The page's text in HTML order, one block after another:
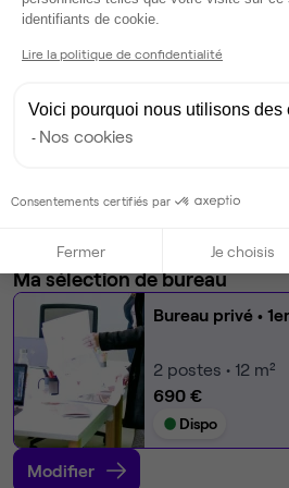
Fibre
Coin cafet'
Ménage
Tables / chaises
Voir plus
Ma sélection de bureau
Bureau privé •
2 postes • 12 m²
690 €
Dispo
Modifier
identifiants de cookie.
Lire la politique de confidentialité
Voici pourquoi nous utilisons des
Nos cookies
Consentements certifiés par
Fermer Je choisis